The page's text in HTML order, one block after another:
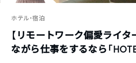
ホテル・宿泊
【リモートワーク偏愛ライタ
ながら仕事をするなら「